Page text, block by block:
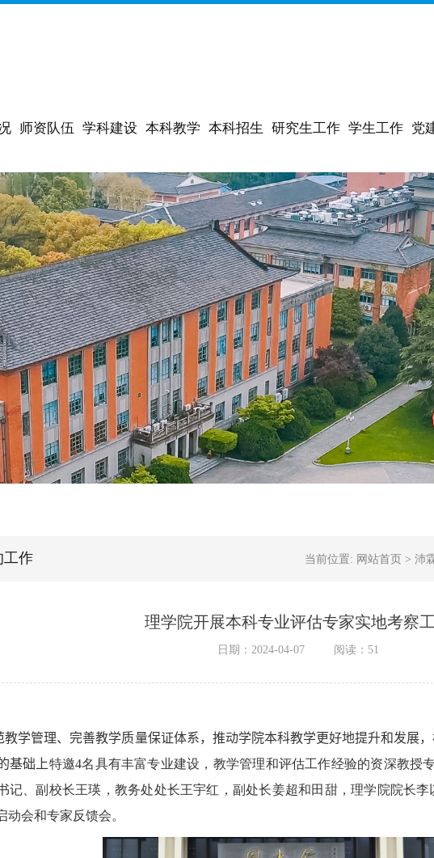
师资队伍 学科建设 本科教学 本科招生 研究生工作 学生工作 党
工作 当前位置: 网站首页 > 沛
理学院开展本科专业评估专家实地考察
日期：2024-04-07 阅读： 51
教学管理、完善教学质量保证体系，推动学院本科教学更好地提升和发展，
基础上特邀4名具有丰富专业建设，教学管理和评估工作经验的资深教授
记、副校长王瑛，教务处处长王宇红，副处长姜超和田甜，理学院院长李
动会和专家反馈会。